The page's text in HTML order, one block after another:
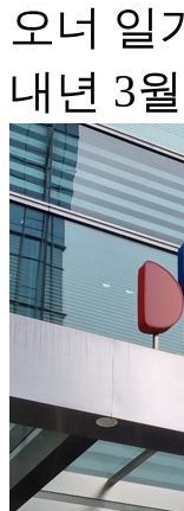
오너 일
내년 3